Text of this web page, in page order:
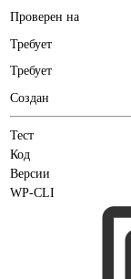
Проверен на
Требует
Требует
Создан
Тест
Код
Версии
WP-CLI